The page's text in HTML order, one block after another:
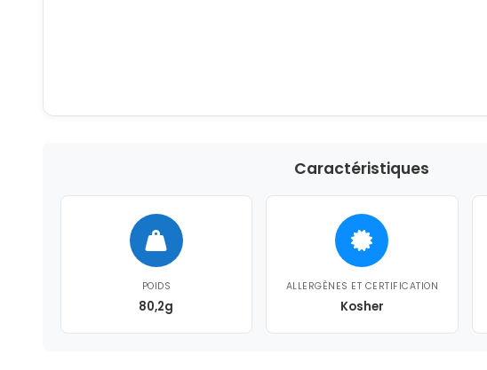
Caractéristiques
POIDS
80,2g
ALLERGÈNES ET CERTIFICATION
Kosher